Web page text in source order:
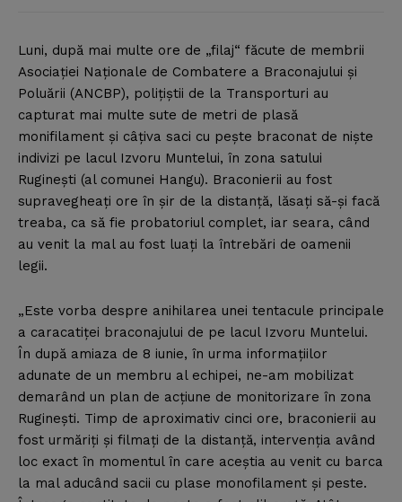
Luni, după mai multe ore de „filaj“ făcute de membrii
Asociaţiei Naţionale de Combatere a Braconajului şi
Poluării (ANCBP), poliţiştii de la Transporturi au
capturat mai multe sute de metri de plasă
monifilament şi câţiva saci cu peşte braconat de nişte
indivizi pe lacul Izvoru Muntelui, în zona satului
Rugineşti (al comunei Hangu). Braconierii au fost
supravegheaţi ore în şir de la distanţă, lăsaţi să-şi facă
treaba, ca să fie probatoriul complet, iar seara, când
au venit la mal au fost luaţi la întrebări de oamenii
legii.
„Este vorba despre anihilarea unei tentacule principale
a caracatiţei braconajului de pe lacul Izvoru Muntelui.
În după amiaza de 8 iunie, în urma informaţiilor
adunate de un membru al echipei, ne-am mobilizat
demarând un plan de acţiune de monitorizare în zona
Rugineşti. Timp de aproximativ cinci ore, braconierii au
fost urmăriţi şi filmaţi de la distanţă, intervenţia având
loc exact în momentul în care aceştia au venit cu barca
la mal aducând sacii cu plase monofilament şi peste.